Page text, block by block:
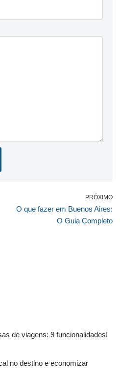
PRÓXIMO
O que fazer em Buenos Aires:
O Guia Completo
de viagens: 9 funcionalidades!
no destino e economizar